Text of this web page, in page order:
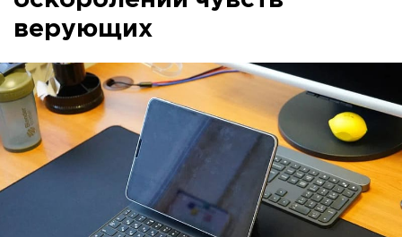
верующих